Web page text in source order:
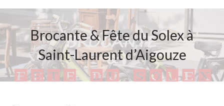
Brocante & Fête du Solex à
Saint-Laurent d’Aigouze